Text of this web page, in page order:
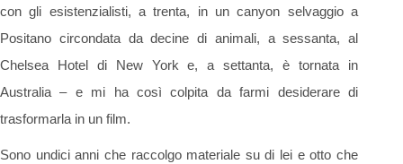
con gli esistenzialisti, a trenta, in un canyon selvaggio a
Positano circondata da decine di animali, a sessanta, al
Chelsea Hotel di New York e, a settanta, è tornata in
Australia – e mi ha così colpita da farmi desiderare di
trasformarla in un film.
Sono undici anni che raccolgo materiale su di lei e otto che